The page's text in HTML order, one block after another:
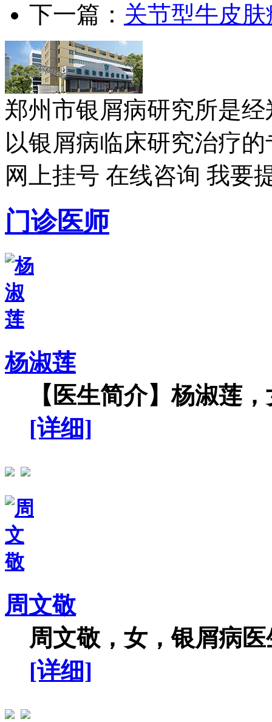
下一篇： 关节型牛皮
郑州市银屑病研究所是
以银屑病临床研究治疗
网上挂号 在线咨询 我要
门诊医师
杨淑莲
【医生简介】杨淑莲
[详细]
周文敬
周文敬，女，银屑病
[详细]